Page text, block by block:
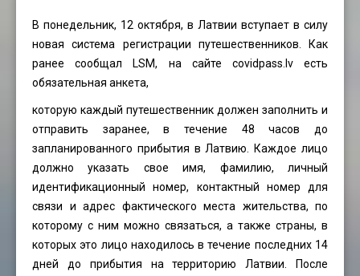
В понедельник, 12 октября, в Латвии вступает в силу
новая система регистрации путешественников. Как
ранее сообщал LSM, на сайте covidpass.lvесть
обязательная анкета,
которую каждый путешественник должен заполнить и
отправить заранее, в течение 48 часов до
запланированного прибытия в Латвию. Каждое лицо
должно указать свое имя, фамилию, личный
идентификационный номер, контактный номер для
связи и адрес фактического места жительства, по
которому с ним можно связаться, а также страны, в
которых это лицо находилось в течение последних 14
дней до прибытия на территорию Латвии. После